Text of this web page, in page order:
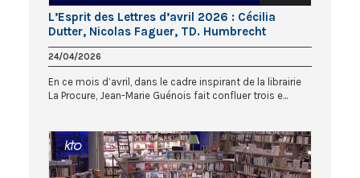
L’Esprit des Lettres d’avril 2026 : Cécilia
Dutter, Nicolas Faguer, TD. Humbrecht
24/04/2026
En ce mois d’avril, dans le cadre inspirant de la librairie
La Procure, Jean-Marie Guénois fait confluer trois e...